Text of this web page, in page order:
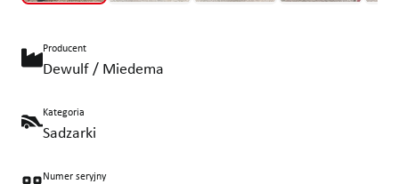
Producent
Dewulf / Miedema
Kategoria
Sadzarki
Numer seryjny